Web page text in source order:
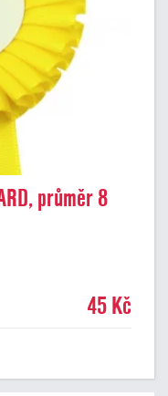
průměr 8
45 Kč